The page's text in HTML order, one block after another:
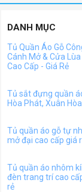
DANH MỤC
Tủ Quần Áo Gỗ
Cánh Mở & Cửa
Cao Cấp - Giá Rẻ
Tủ sắt đựng quần
Hòa Phát, Xuân
Tủ quần áo gỗ tự
mở đại cao cấp giá
Tủ quần áo nhôm
đèn trang trí cao
rẻ